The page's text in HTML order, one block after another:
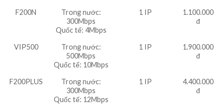
F200N
Trong nước:
300Mbps
Quốc tế: 4Mbps
1 IP
1.100.000
đ
VIP500
Trong nước:
500Mbps
Quốc tế: 10Mbps
1 IP
1.900.000
đ
F200PLUS
Trong nước:
300Mbps
Quốc tế: 12Mbps
1 IP
4.400.000
đ